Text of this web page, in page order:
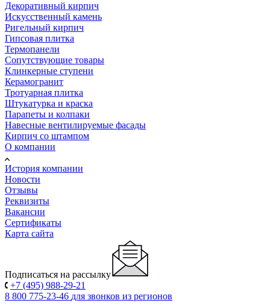
Декоративный кирпич
Искусственный камень
Ригельный кирпич
Гипсовая плитка
Термопанели
Сопутствующие товары
Клинкерные ступени
Керамогранит
Тротуарная плитка
Штукатурка и краска
Парапеты и колпаки
Навесные вентилируемые фасады
Кирпич со штампом
О компании
История компании
Новости
Отзывы
Реквизиты
Вакансии
Сертификаты
Карта сайта
Подписаться на рассылку
+7 (495) 988-29-21
8 800 775-23-46 для звонков из регионов